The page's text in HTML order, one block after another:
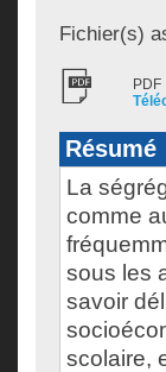
Fichier(s)
PDF
Résumé
La
comme
sous les
savoir
scolaire,